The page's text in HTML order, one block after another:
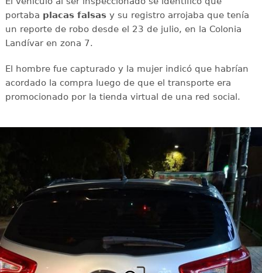
portaba placas falsasy su registro arrojaba que tenía
un reporte de robo desde el 23 de julio, en la Colonia
Landívar en zona 7.
El hombre fue capturado y la mujer indicó que habrían
acordado la compra luego de que el transporte era
promocionado por la tienda virtual de una red social.